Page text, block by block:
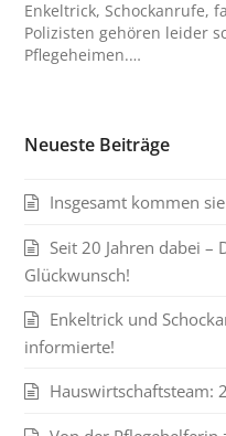
Enkeltrick, Schockanrufe,
Polizisten gehören leider
Pflegeheimen.…
Neueste Beiträge
Insgesamt kommen
Seit 20 Jahren dabei –
Glückwunsch!
Enkeltrick und
informierte!
Hauswirtschaftsteam: